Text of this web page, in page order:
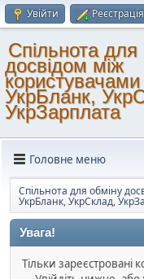
Увійти Реєстрація
Спільнота для
досвідом між
УкрБланк,
УкрЗарплата
Головне меню
Спільнота для обміну
УкрБланк, УкрСклад,
Увага!
Тільки зареєстровані